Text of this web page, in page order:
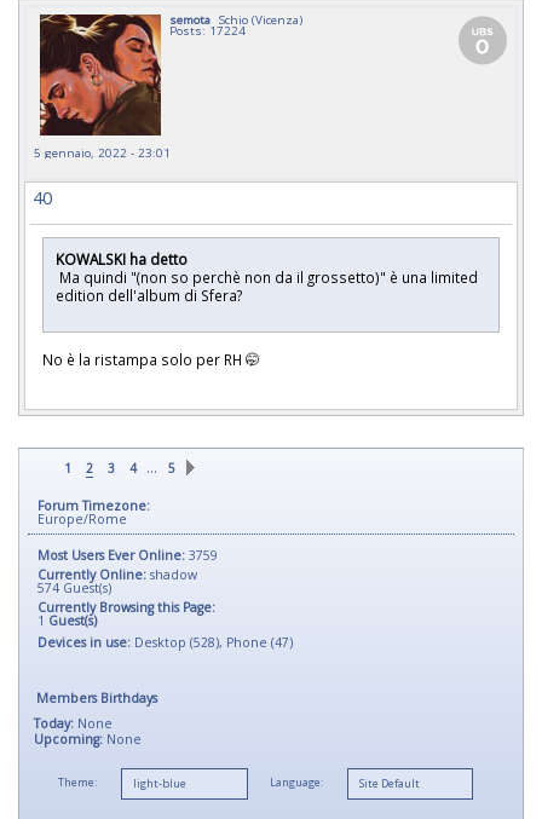
semota Schio (Vicenza)
Posts: 17224
5 gennaio, 2022 - 23:01
40
KOWALSKI ha detto
Ma quindi "(non so perchè non da il grossetto)" è una limited
edition dell'album di Sfera?
No è la ristampa solo per RH 🤭
1 2 3 4 … 5
Forum Timezone:
Europe/Rome
Most Users Ever Online: 3759
Currently Online: shadow
574 Guest(s)
Currently Browsing this Page:
1 Guest(s)
Devices in use: Desktop (528), Phone (47)
Members Birthdays
Today: None
Upcoming: None
Theme: Language: